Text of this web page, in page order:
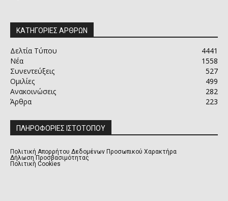
ΚΑΤΗΓΟΡΙΕΣ ΑΡΘΡΩΝ
Δελτία Τύπου
4441
Νέα
1558
Συνεντεύξεις
527
Ομιλίες
499
Ανακοινώσεις
282
Άρθρα
223
ΠΛΗΡΟΦΟΡΙΕΣ ΙΣΤΟΤΟΠΟΥ
Πολιτική Απορρήτου Δεδομένων Προσωπικού Χαρακτήρα
Δήλωση Προσβασιμότητας
Πολιτική Cookies